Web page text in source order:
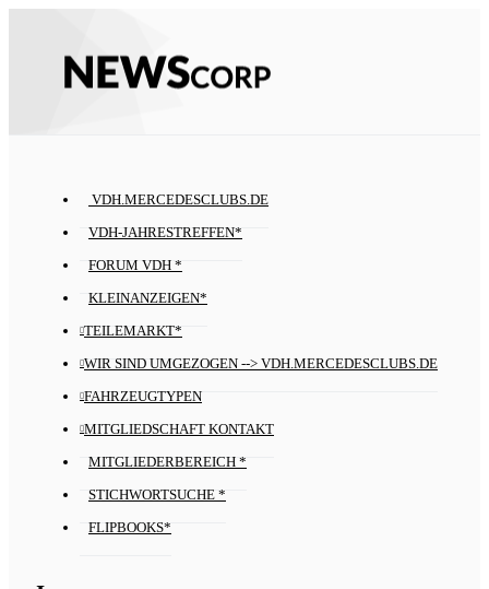
VDH.MERCEDESCLUBS.DE
VDH-JAHRESTREFFEN*
FORUM VDH *
KLEINANZEIGEN*
TEILEMARKT*
WIR SIND UMGEZOGEN --> VDH.MERCEDESCLUBS.DE
FAHRZEUGTYPEN
MITGLIEDSCHAFT KONTAKT
MITGLIEDERBEREICH *
STICHWORTSUCHE *
FLIPBOOKS*